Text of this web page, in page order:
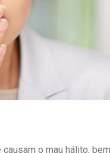
o mau hálito,